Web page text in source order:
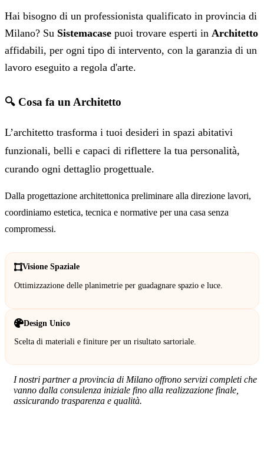
Hai bisogno di un professionista qualificato in provincia di
Milano? Su Sistemacase puoi trovare esperti in Architetto
affidabili, per ogni tipo di intervento, con la garanzia di un
lavoro eseguito a regola d'arte.
🔍 Cosa fa un Architetto
L’architetto trasforma i tuoi desideri in spazi abitativi
funzionali, belli e capaci di riflettere la tua personalità,
curando ogni dettaglio progettuale.
Dalla progettazione architettonica preliminare alla direzione lavori,
coordiniamo estetica, tecnica e normative per una casa senza
compromessi.
Visione Spaziale
Ottimizzazione delle planimetrie per guadagnare spazio e luce.
Design Unico
Scelta di materiali e finiture per un risultato sartoriale.
I nostri partner a provincia di Milano offrono servizi completi che
vanno dalla consulenza iniziale fino alla realizzazione finale,
assicurando trasparenza e qualità.